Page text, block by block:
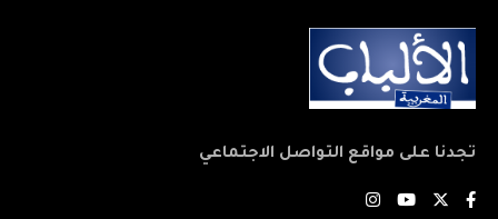
تجدنا على مواقع التواصل الاجتماعي